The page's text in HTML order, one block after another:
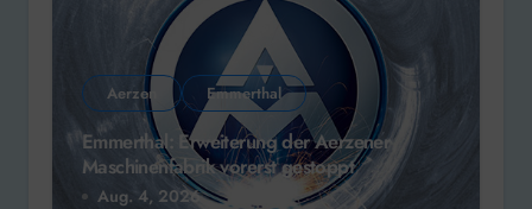
Aerzen Emmerthal
Emmerthal: Erweiterung der Aerzener
Maschinenfabrik vorerst gestoppt
Aug. 4, 2026